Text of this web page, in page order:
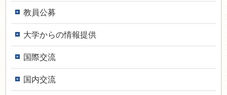
教員公募
大学からの情報提供
国際交流
国内交流